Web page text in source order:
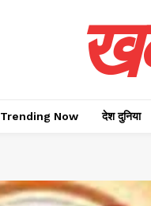
Trending Now देश दुनिया